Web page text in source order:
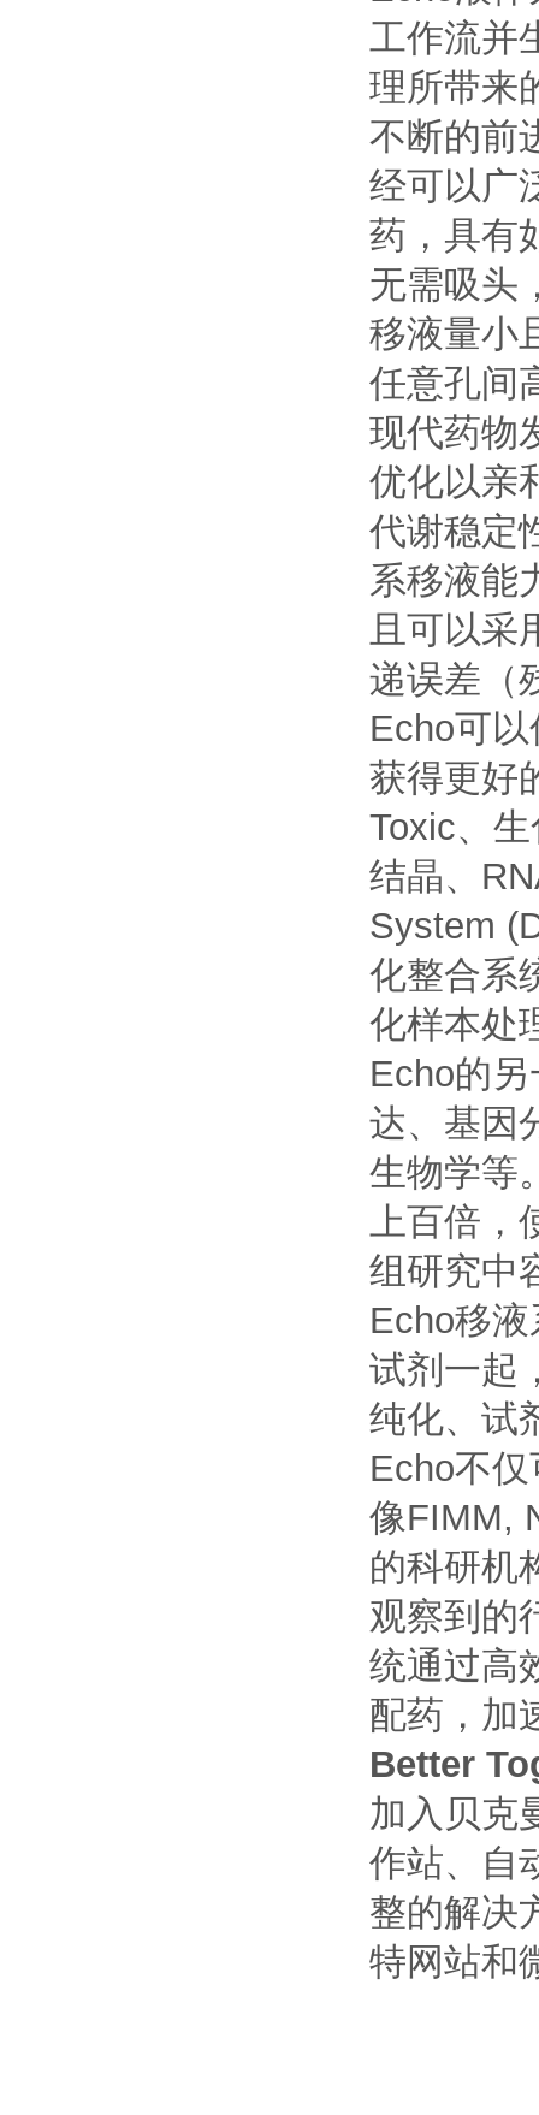
工作流并
理所带来
不断的前
经可以广
药，具有
无需吸头
移液量小
任意孔间
现代药物
优化以亲
代谢稳定
系移液能
且可以采
递误差（
Echo可
获得更好
Toxic、
结晶、
System
化整合系
化样本处
Echo的
达、基因
生物学等
上百倍，
组研究中
Echo移
试剂一起
纯化、试
Echo不
像FIMM,
的科研机
观察到的
统通过高
配药，加
Better
加入贝克
作站、自
整的解决
特网站和